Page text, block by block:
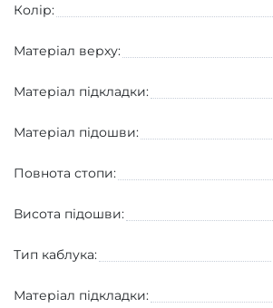
Колір:
Матеріал верху:
Матеріал підкладки:
Матеріал підошви:
Повнота стопи:
Висота підошви:
Тип каблука:
Матеріал підкладки: